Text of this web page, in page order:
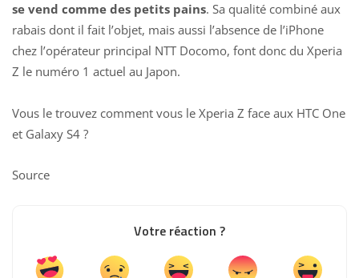
se vend comme des petits pains. Sa qualité combiné aux
rabais dont il fait l’objet, mais aussi l’absence de l’iPhone
chez l’opérateur principal NTT Docomo, font donc du Xperia
Z le numéro 1 actuel au Japon.
Vous le trouvez comment vous le Xperia Z face aux HTC One
et Galaxy S4 ?
Source
Votre réaction ?